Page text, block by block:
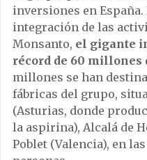
inversiones en
integración de las
Monsanto, el gigante
récord de 60 millones
millones se han
fábricas del grupo,
(Asturias, donde
la aspirina), Alcalá de
Poblet (Valencia), en